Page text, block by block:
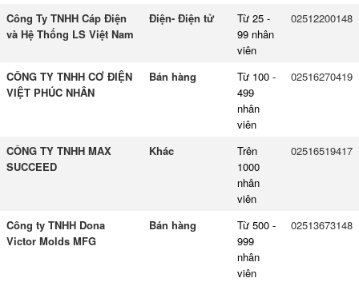
Công Ty TNHH Cáp Điện
và Hệ Thống LS Việt Nam
Điện- Điện tử
Từ 25 -
99 nhân
viên
02512200148
CÔNG TY TNHH CƠ ĐIỆN
VIỆT PHÚC NHÂN
Bán hàng
Từ 100 -
499
nhân
viên
02516270419
CÔNG TY TNHH MAX
SUCCEED
Khác
Trên
1000
nhân
viên
02516519417
Công ty TNHH Dona
Victor Molds MFG
Bán hàng
Từ 500 -
999
nhân
viên
02513673148